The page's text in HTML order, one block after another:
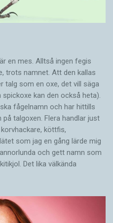
en mes. Alltså ingen fegis
trots namnet. Att den kallas
talg som en oxe, det vill säga
kan den också heta).
fågelnamn och har hittills
talgoxen. Flera handlar just
köttfis,
som jag en gång lärde mig
och gett namn som
Det lika välkända